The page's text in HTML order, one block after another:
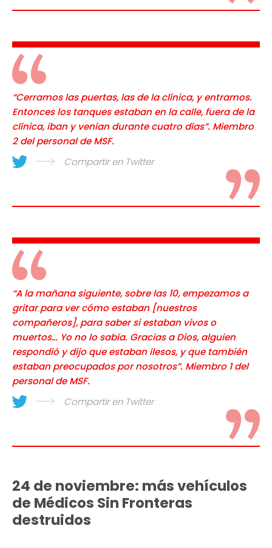
“Cerramos las puertas, las de la clínica, y entramos.
Entonces los tanques estaban en la calle, fuera de la
clínica, iban y venían durante cuatro días”. Miembro
2 del personal de MSF.
Compartir en Twitter
“A la mañana siguiente, sobre las 10, empezamos a
gritar para ver cómo estaban [nuestros
compañeros], para saber si estaban vivos o
muertos… Yo no lo sabía. Gracias a Dios, alguien
respondió y dijo que estaban ilesos, y que también
estaban preocupados por nosotros”. Miembro 1 del
personal de MSF.
Compartir en Twitter
24 de noviembre: más vehículos
de Médicos Sin Fronteras
destruidos